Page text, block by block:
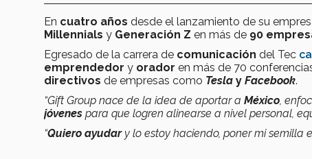
En cuatro años desde el lanzamiento de su
Millennials y Generación Z en más de 90
Egresado de la carrera de comunicación del Tec
emprendedor y orador en más de 70
directivos de empresas como Tesla y Facebook.
“Gift Group nace de la idea de aportar a México ,
jóvenes para que logren alinearse a nivel personal,
“Quiero ayudary lo estoy haciendo, poner mi semilla